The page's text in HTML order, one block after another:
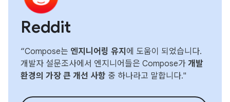
Reddit
“Compose는 엔지니어링 유지 에 도움이 되었습니다.
개발자 설문조사에서 엔지니어들은 Compose가 개발
환경의 가장 큰 개선 사항 중 하나라고 말합니다."